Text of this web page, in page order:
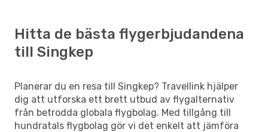
Hitta de bästa flygerbjudandena
till Singkep
Planerar du en resa till Singkep? Travellink hjälper
dig att utforska ett brett utbud av flygalternativ
från betrodda globala flygbolag. Med tillgång till
hundratals flygbolag gör vi det enkelt att jämföra